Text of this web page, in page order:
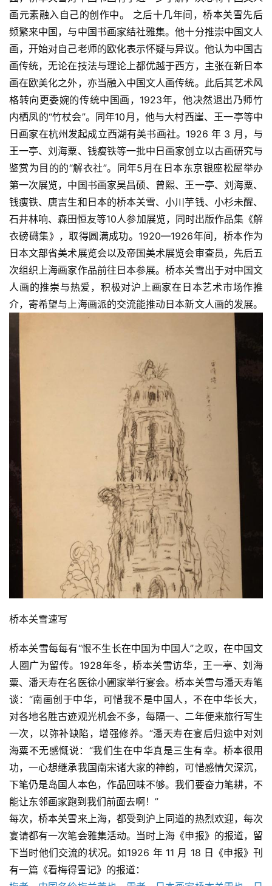
砚
边
夜
话
美
术
图
库
容
易
寫
錯
用
錯
的
繁
體
字
一
画元素融入自己的创作中。 之后十几年间，桥本关雪先后
频繁来中国，与中国书画家结社雅集。他十分推崇中国文人
画，开始对自己老师的欧化表示怀疑与异议。他认为中国古
画传统，无论在技法与理论上都优越于西方，主张在新日本
画在欧美化之外，亦当融入中国文人画传统。此后其艺术风
格转向更委婉的传统中国画，1923年，他决然退出乃师竹
内栖凤的“竹杖会”。同年10月，他与大村西崖、王一亭等中
日画家在杭州发起成立西湖有美书画社。1926 年 3 月，与
王一亭、刘海粟、钱瘦铁等一批中日画家创立以古画研究与
鉴赏为目的的“解衣社”。同年5月在日本东京银座松屋举办
第一次展览，中国书画家吴昌硕、曾熙、王一亭、刘海粟、
钱瘦铁、唐吉生和日本的桥本关雪、小川芋钱、小杉未醒、
石井林响、森田恒友等10人参加展览，同时出版作品集《解
衣磅礴集》，取得圆满成功。1920—1926年间，桥本作为
日本文部省美术展览会以及帝国美术展览会审查员，先后五
次组织上海画家作品前往日本参展。桥本关雪出于对中国文
人画的推崇与热爱，积极对沪上画家在日本艺术市场作推
介，寄希望与上海画派的交流能推动日本新文人画的发展。
桥本关雪速写
桥本关雪每每有“恨不生长在中国为中国人”之叹，在中国文
人圈广为留传。1928年冬，桥本关雪访华，王一亭、刘海
粟、潘天寿在名医徐小圃家举行宴会。桥本关雪与潘天寿笔
谈：“南画创于中华，可惜我不是中国人，不在中华长大，
对各地名胜古迹观光机会不多，每隔一、二年便来旅行写生
一次，以弥补缺陷，增强修养。”潘天寿在宴后归途中对刘
海粟不无感慨说：“我们生在中华真是三生有幸。桥本很用
功，一心想继承我国南宋诸大家的神韵，可惜感情欠深沉，
下笔仍是岛国人本色，作品回味不够。我们要奋力笔耕，不
能让东邻画家跑到我们前面去啊！”
每次，桥本关雪来上海，都受到沪上同道的热烈欢迎，每次
宴请都有一次笔会雅集活动。当时上海《申报》的报道，留
下当时他们交流的状况。如1926 年 11 月 18 日《申报》刊
有一篇《看梅得雪记》的报道：